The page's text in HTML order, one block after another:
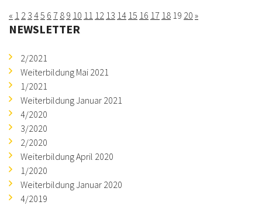
« 1 2 3 45 6 7 8 9 10 11 12 13 14 15 16 17 18 19 20 »
NEWSLETTER
2/2021
Weiterbildung Mai 2021
1/2021
Weiterbildung Januar 2021
4/2020
3/2020
2/2020
Weiterbildung April 2020
1/2020
Weiterbildung Januar 2020
4/2019